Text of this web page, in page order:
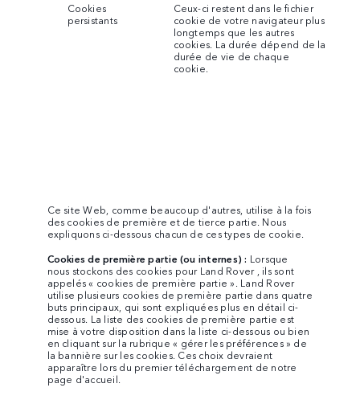
Cookies
persistants
Ceux-ci restent dans le fichier
cookie de votre navigateur plus
longtemps que les autres
cookies. La durée dépend de la
durée de vie de chaque
cookie.
Ce site Web, comme beaucoup d'autres, utilise à la fois
des cookies de première et de tierce partie. Nous
expliquons ci-dessous chacun de ces types de cookie.
Cookies de première partie (ou internes) : Lorsque
nous stockons des cookies pour Land Rover , ils sont
appelés « cookies de première partie ». Land Rover
utilise plusieurs cookies de première partie dans quatre
buts principaux, qui sont expliquées plus en détail ci-
dessous. La liste des cookies de première partie est
mise à votre disposition dans la liste ci-dessous ou bien
en cliquant sur la rubrique « gérer les préférences » de
la bannière sur les cookies. Ces choix devraient
apparaître lors du premier téléchargement de notre
page d'accueil.